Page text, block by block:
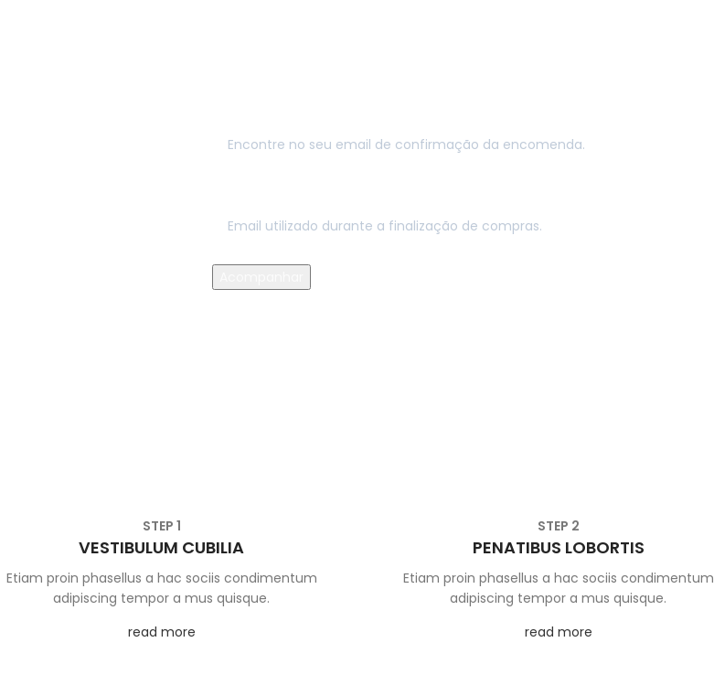
STEP 1
VESTIBULUM CUBILIA
Etiam proin phasellus a hac sociis condimentum
adipiscing tempor a mus quisque.
read more
STEP 2
PENATIBUS LOBORTIS
Etiam proin phasellus a hac sociis condimentum
adipiscing tempor a mus quisque.
read more